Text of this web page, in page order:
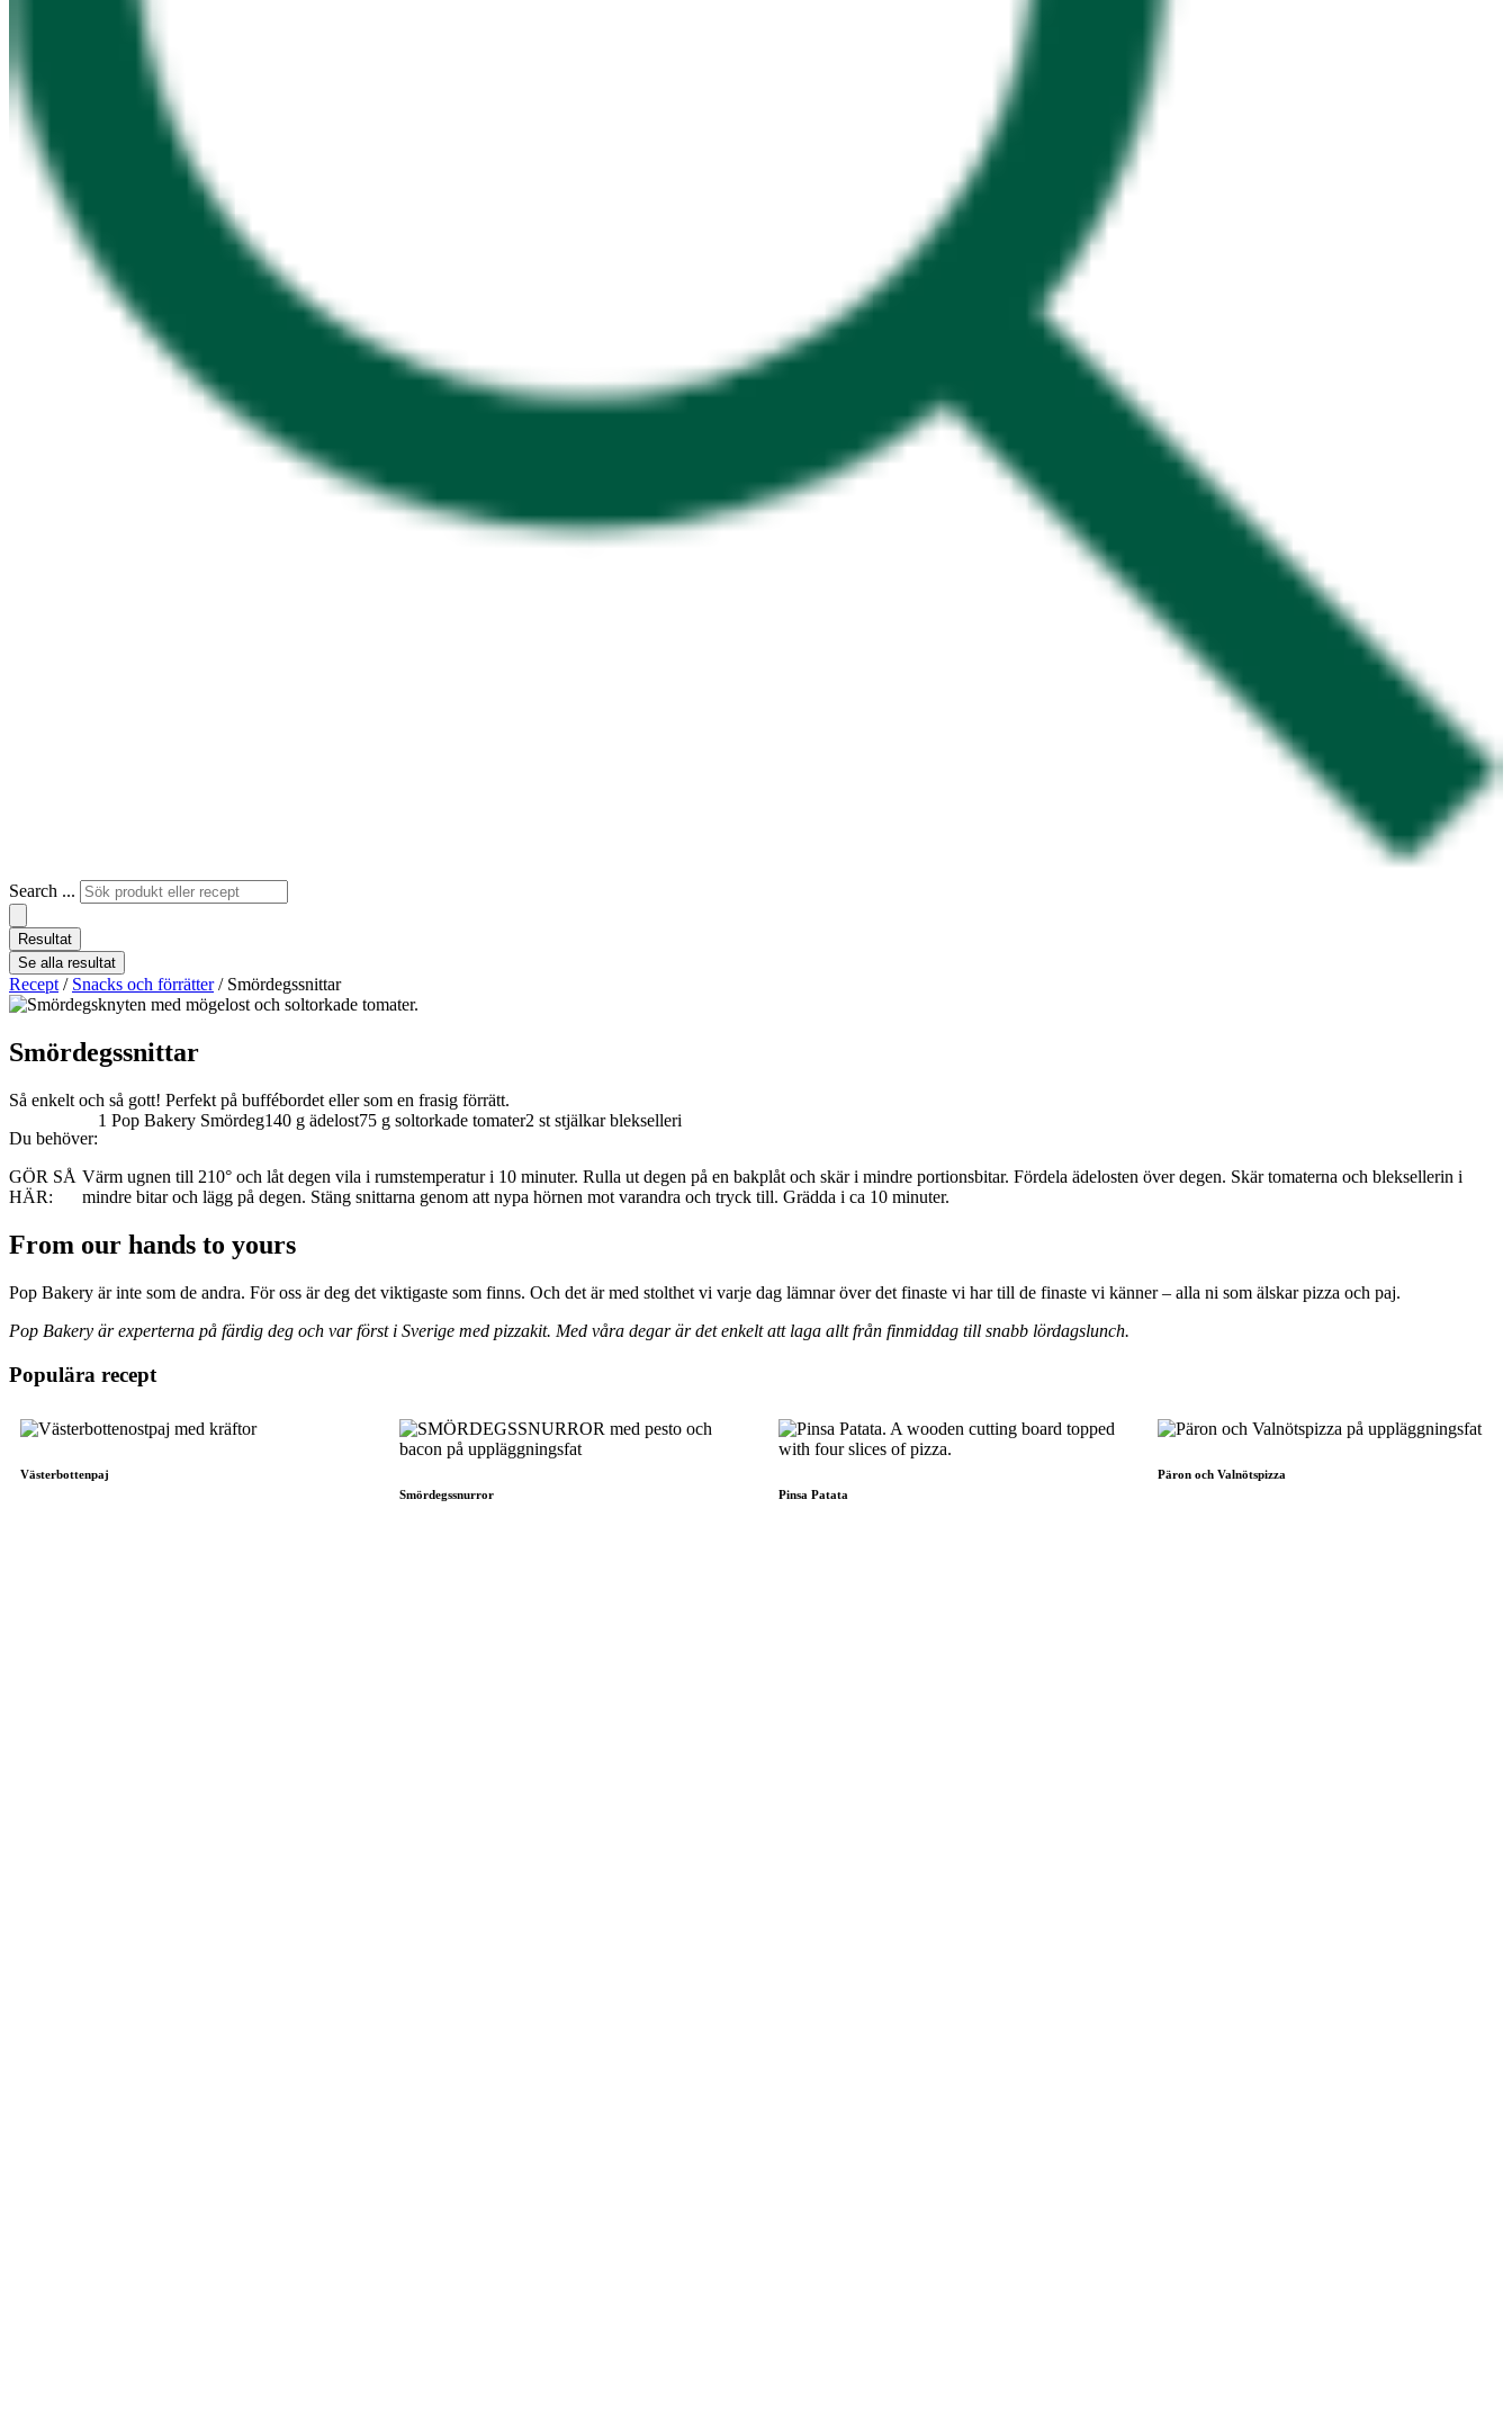
Search ...
Resultat
Se alla resultat
Recept / Snacks och förrätter/ Smördegssnittar
Smördegssnittar
Så enkelt och så gott! Perfekt på buffébordet eller som en frasig förrätt.
Du behöver:
1 Pop Bakery Smördeg140 g ädelost75 g soltorkade tomater2 st stjälkar blekselleri
GÖR SÅ
HÄR:
Värm ugnen till 210° och låt degen vila i rumstemperatur i 10 minuter. Rulla ut degen på en bakplåt och skär i mindre portionsbitar. Fördela ädelosten över degen. Skär tomaterna och bleksellerin i
mindre bitar och lägg på degen. Stäng snittarna genom att nypa hörnen mot varandra och tryck till. Grädda i ca 10 minuter.
From our hands to yours
Pop Bakery är inte som de andra. För oss är deg det viktigaste som finns. Och det är med stolthet vi varje dag lämnar över det finaste vi har till de finaste vi känner – alla ni som älskar pizza och paj.
Pop Bakery är experterna på färdig deg och var först i Sverige med pizzakit. Med våra degar är det enkelt att laga allt från finmiddag till snabb lördagslunch.
Populära recept
Västerbottenpaj
Smördegssnurror
Pinsa Patata
Päron och Valnötspizza